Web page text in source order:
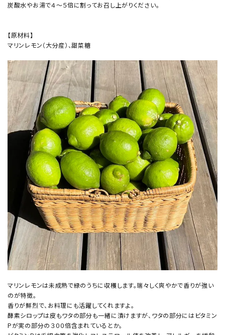
炭酸水やお湯で４～５倍に割ってお召し上がりください。
【原材料】
マリンレモン（大分産）、甜菜糖
マリンレモンは未成熟で緑のうちに収穫します。瑞々しく爽やかで香りが強い
のが特徴。
香りが鮮烈で、お料理にも活躍してくれますよ。
酵素シロップは皮もワタの部分も一緒に漬けますが、ワタの部分にはビタミン
Pが実の部分の３００倍含まれているとか。